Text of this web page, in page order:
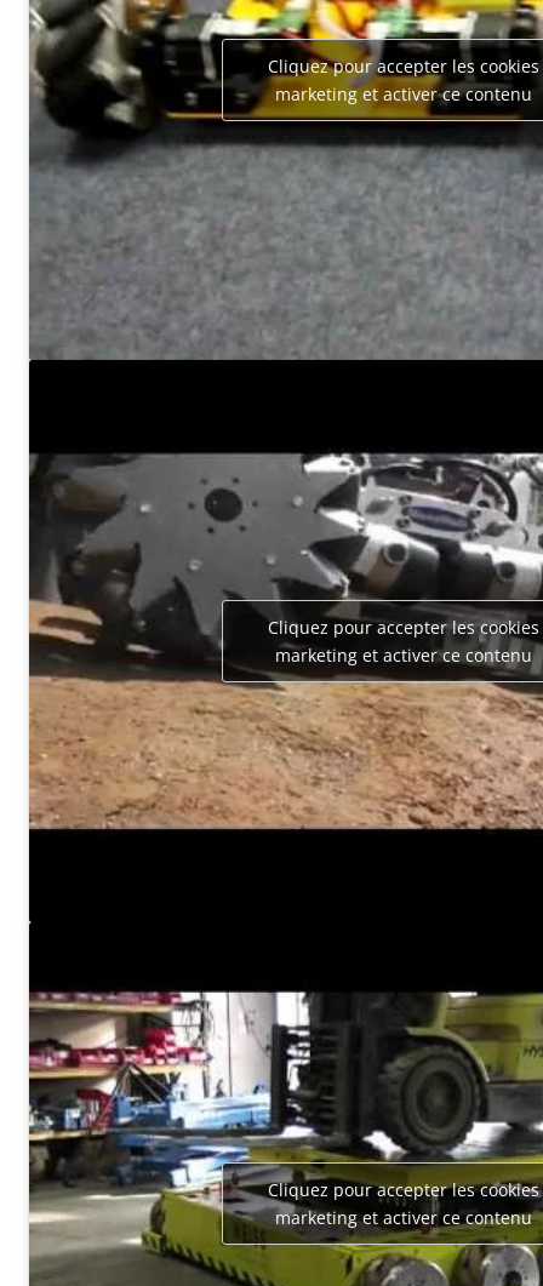
Cliquez pour accepter les cookies
marketing et activer ce contenu
Cliquez pour accepter les cookies
marketing et activer ce contenu
Cliquez pour accepter les cookies
marketing et activer ce contenu